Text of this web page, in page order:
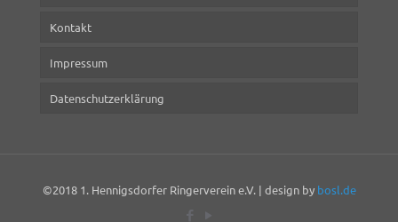
Kontakt
Impressum
Datenschutzerklärung
©2018 1. Hennigsdorfer Ringerverein e.V. | design by bosl.de